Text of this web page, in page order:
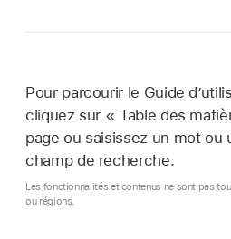
Pour parcourir le Guide
cliquez sur « Table des
page ou saisissez un mot ou
champ de recherche.
Les fonctionnalités et contenus ne sont pas
ou régions.